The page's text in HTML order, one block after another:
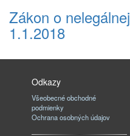
Zákon o
1.1.2018
Odkazy
Všeobecné obchodné
podmienky
Ochrana osobných údajov